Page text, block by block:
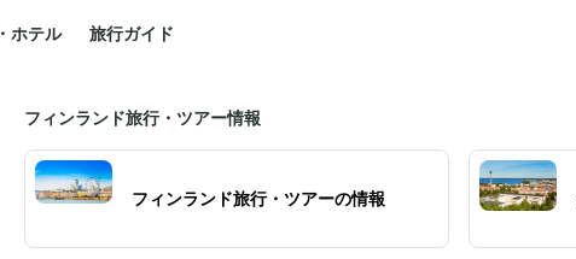
ホテル 旅行ガイド
フィンランド旅行・ツアー情報
フィンランド旅行・ツアーの情報